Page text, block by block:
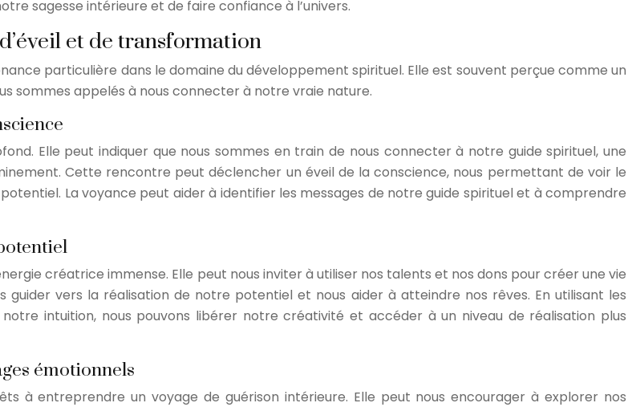
sagesse intérieure et de faire confiance à l’univers.
et de transformation
particulière dans le domaine du développement spirituel. Elle est souvent perçue comme un
sommes appelés à nous connecter à notre vraie nature.
Elle peut indiquer que nous sommes en train de nous connecter à notre guide spirituel, une
Cette rencontre peut déclencher un éveil de la conscience, nous permettant de voir le
La voyance peut aider à identifier les messages de notre guide spirituel et à comprendre
créatrice immense. Elle peut nous inviter à utiliser nos talents et nos dons pour créer une vie
guider vers la réalisation de notre potentiel et nous aider à atteindre nos rêves. En utilisant les
intuition, nous pouvons libérer notre créativité et accéder à un niveau de réalisation plus
émotionnels
à entreprendre un voyage de guérison intérieure. Elle peut nous encourager à explorer nos